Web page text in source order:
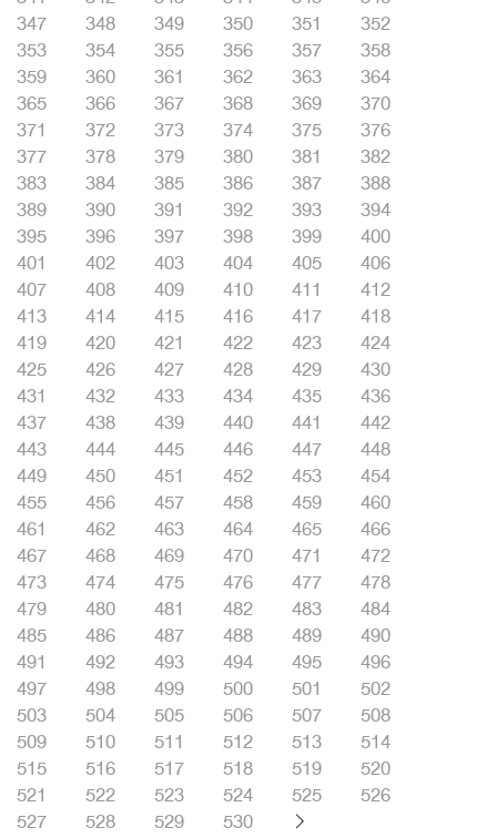
347
348 349 350 351
352
353
354 355 356 357
358
359
360 361 362 363
364
365
366 367 368 369
370
371
372 373 374 375
376
377
378 379 380 381
382
383
384 385 386 387
388
389
390 391 392 393
394
395
396 397 398 399
400
401
402 403 404 405
406
407
408 409 410 411
412
413
414 415 416 417
418
419
420 421 422 423
424
425
426 427 428 429
430
431
432 433 434 435
436
437
438 439 440 441
442
443
444 445 446 447
448
449
450 451 452 453
454
455
456 457 458 459
460
461
462 463 464 465
466
467
468 469 470 471
472
473
474 475 476 477
478
479
480 481 482 483
484
485
486 487 488 489
490
491
492 493 494 495
496
497
498 499 500 501
502
503
504 505 506 507
508
509
510 511 512 513
514
515
516 517 518 519
520
521
522 523 524 525
526
527
528 529 530